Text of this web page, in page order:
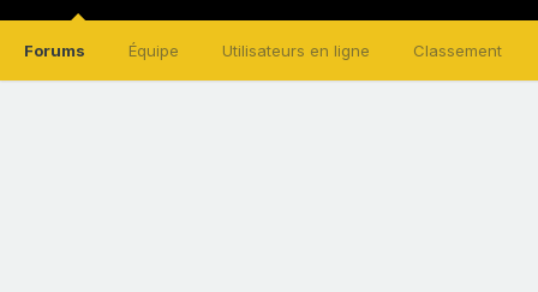
Forums Équipe Utilisateurs en ligne Classement